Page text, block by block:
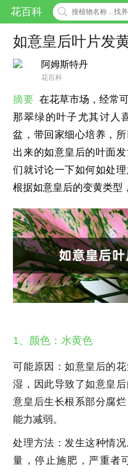
花百科
如意皇后叶片发
阿姆斯特丹
花百科
摘要 在花草市场，经常
那翠绿的叶子尤其讨人
盆，带回家细心培养，
出来的如意皇后的叶面
们就讨论一下如何如处
根据如意皇后的变黄类型
1、颜色：水黄色
可能原因：如意皇后的
湿，因此导致了如意皇
意皇后生长根系部分腐
能力减弱。
处理方法：发生这种情
量，停止施肥，严重者